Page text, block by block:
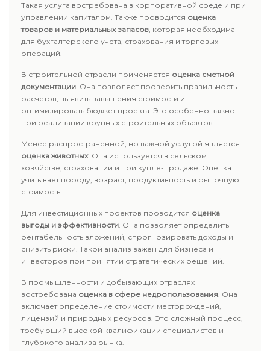
Такая услуга востребована в корпоративной среде и при
управлении капиталом. Также проводится оценка
товаров и материальных запасов, которая необходима
для бухгалтерского учета, страхования и торговых
операций.
В строительной отрасли применяется оценка сметной
документации. Она позволяет проверить правильность
расчетов, выявить завышения стоимости и
оптимизировать бюджет проекта. Это особенно важно
при реализации крупных строительных объектов.
Менее распространенной, но важной услугой является
оценка животных. Она используется в сельском
хозяйстве, страховании и при купле-продаже. Оценка
учитывает породу, возраст, продуктивность и рыночную
стоимость.
Для инвестиционных проектов проводится оценка
выгоды и эффективности. Она позволяет определить
рентабельность вложений, спрогнозировать доходы и
снизить риски. Такой анализ важен для бизнеса и
инвесторов при принятии стратегических решений.
В промышленности и добывающих отраслях
востребована оценка в сфере недропользования. Она
включает определение стоимости месторождений,
лицензий и природных ресурсов. Это сложный процесс,
требующий высокой квалификации специалистов и
глубокого анализа рынка.